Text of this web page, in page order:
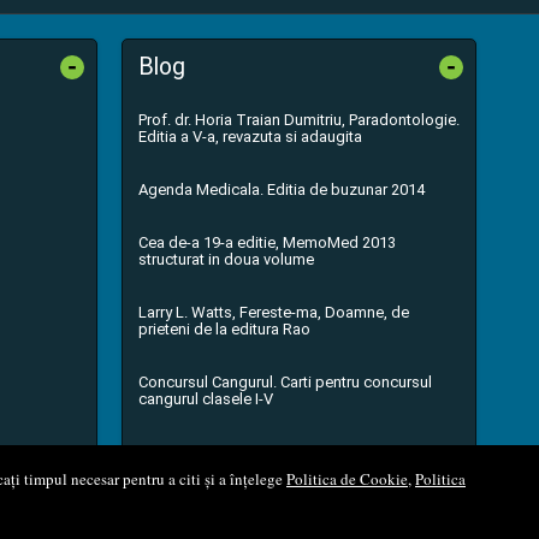
timpul necesar pentru a citi și a înțelegePolitica de Cookie,Politica
- Blog -
Prof. dr. Horia Traian Dumitriu, Paradontologie.
Editia a V-a, revazuta si adaugita
Agenda Medicala. Editia de buzunar 2014
Cea de-a 19-a editie, MemoMed 2013
structurat in doua volume
Larry L. Watts, Fereste-ma, Doamne, de
prieteni de la editura Rao
Concursul Cangurul. Carti pentru concursul
cangurul clasele I-V
...toate știrile